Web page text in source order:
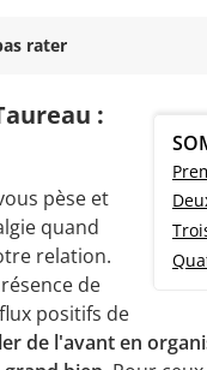
rater
:
pèse et
quand
relation.
de
positifs de
de l'avant en